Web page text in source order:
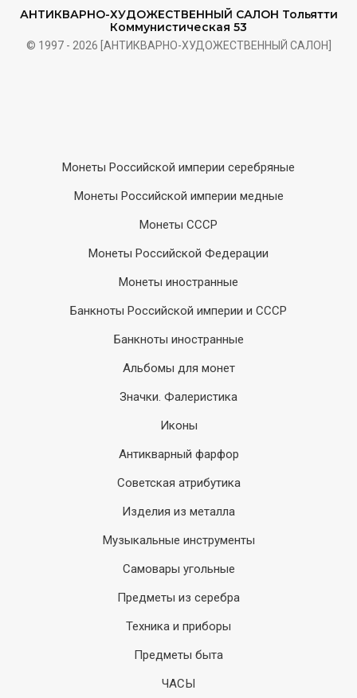
АНТИКВАРНО-ХУДОЖЕСТВЕННЫЙ САЛОН Тольятти
Коммунистическая 53
© 1997 - 2026 [АНТИКВАРНО-ХУДОЖЕСТВЕННЫЙ САЛОН]
Монеты Российской империи серебряные
Монеты Российской империи медные
Монеты СССР
Монеты Российской Федерации
Монеты иностранные
Банкноты Российской империи и СССР
Банкноты иностранные
Альбомы для монет
Значки. Фалеристика
Иконы
Антикварный фарфор
Советская атрибутика
Изделия из металла
Музыкальные инструменты
Самовары угольные
Предметы из серебра
Техника и приборы
Предметы быта
ЧАСЫ